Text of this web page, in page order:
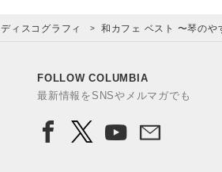
ディスコグラフィ 和カフェ ベスト 〜琴のや
FOLLOW COLUMBIA
最新情報をSNSやメルマガでも